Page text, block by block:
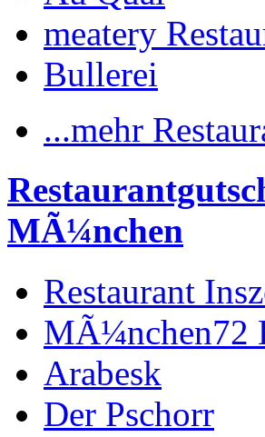
meatery
Bullerei
...mehr
MÃ¼nchen
Restaurant
MÃ¼nchen72
Arabesk
Der Pschorr